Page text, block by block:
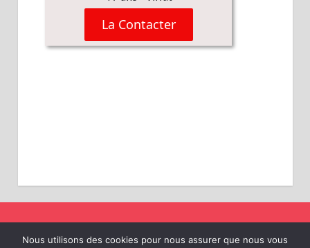
MENTIONS LÉGALES
Nous utilisons des cookies pour nous assurer que nous vous